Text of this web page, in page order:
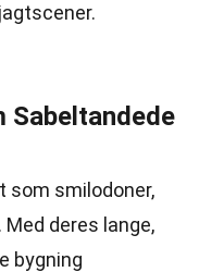
Sabeltandede
som smilodoner,
deres lange,
bygning